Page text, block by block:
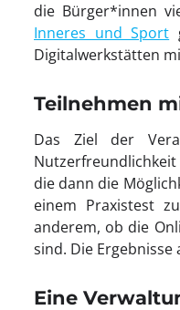
die Bürger*innen
Inneres und Sport
Digitalwerkstätten
Teilnehmen
Das Ziel der
die dann die
einem Praxistest
anderem, ob die
sind. Die
Eine